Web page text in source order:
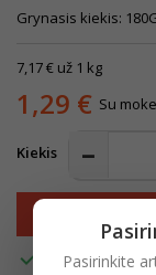
Grynasis kiekis:
7,17 € už 1 kg
1,29 € Su
Kiekis

 Turime
Pasirinkite